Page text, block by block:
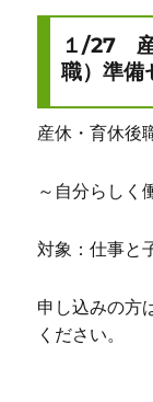
１/27 産
職）準備
産休・育休後
～自分らしく
対象：仕事と
申し込みの方
ください。